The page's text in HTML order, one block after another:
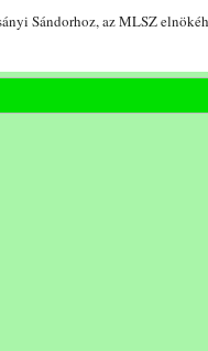
Sándorhoz, az MLSZ